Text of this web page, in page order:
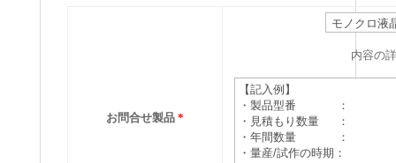
お問合せ製品 *
内容の